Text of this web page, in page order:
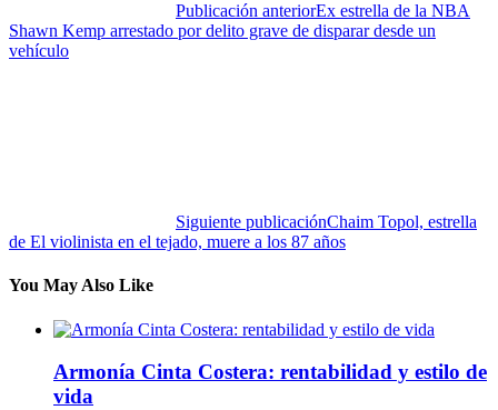
Publicación anteriorEx estrella de la NBA
Shawn Kemp arrestado por delito grave de disparar desde un
vehículo
Siguiente publicaciónChaim Topol, estrella
de El violinista en el tejado, muere a los 87 años
You May Also Like
Armonía Cinta Costera: rentabilidad y estilo de
vida